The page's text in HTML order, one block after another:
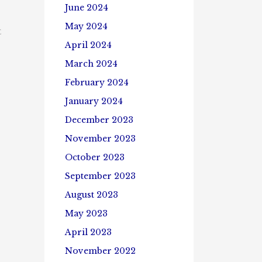
June 2024
May 2024
April 2024
March 2024
February 2024
January 2024
December 2023
November 2023
October 2023
September 2023
August 2023
May 2023
April 2023
November 2022